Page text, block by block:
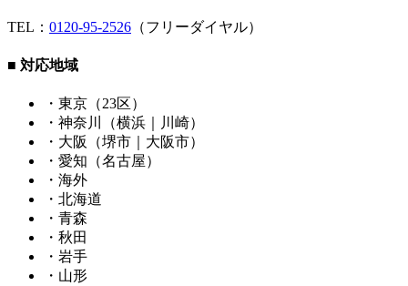
TEL： 0120-95-2526 （フリーダイヤル）
■ 対応地域
・東京（23区）
・神奈川（横浜｜川崎）
・大阪（堺市｜大阪市）
・愛知（名古屋）
・海外
・北海道
・青森
・秋田
・岩手
・山形